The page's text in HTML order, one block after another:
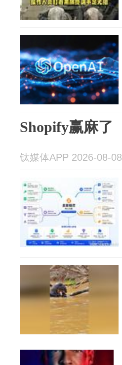
Shopify赢麻了
钛媒体APP 2026-08-08